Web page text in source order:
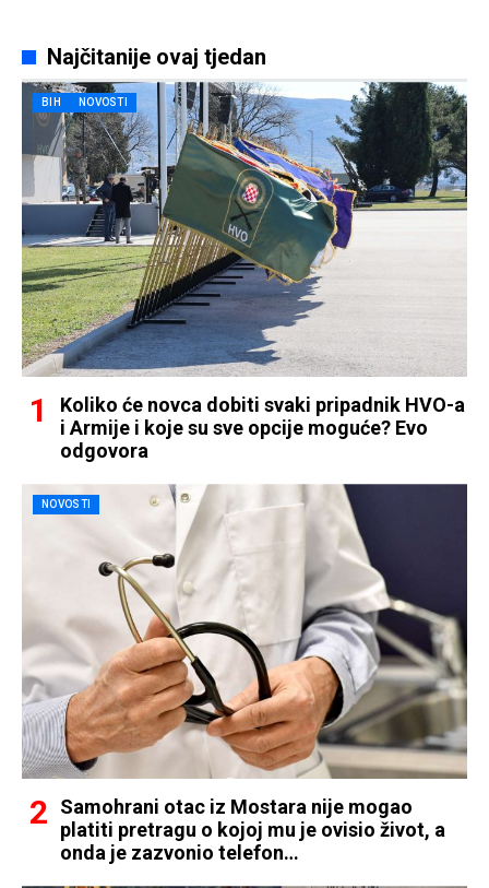
Najčitanije ovaj tjedan
BIH NOVOSTI
Koliko će novca dobiti svaki pripadnik HVO-a
i Armije i koje su sve opcije moguće? Evo
odgovora
NOVOSTI
Samohrani otac iz Mostara nije mogao
platiti pretragu o kojoj mu je ovisio život, a
onda je zazvonio telefon…